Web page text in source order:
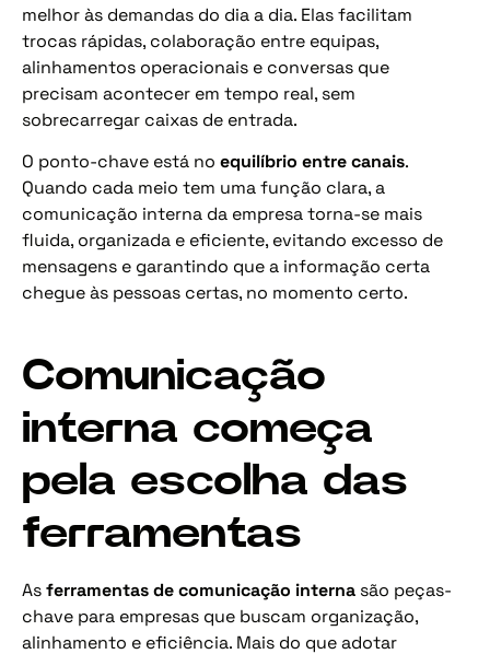
melhor às demandas do dia a dia. Elas facilitam
trocas rápidas, colaboração entre equipas,
alinhamentos operacionais e conversas que
precisam acontecer em tempo real, sem
sobrecarregar caixas de entrada.
O ponto-chave está no equilíbrio entre canais.
Quando cada meio tem uma função clara, a
comunicação interna da empresa torna-se mais
fluida, organizada e eficiente, evitando excesso de
mensagens e garantindo que a informação certa
chegue às pessoas certas, no momento certo.
Comunicação
interna começa
pela escolha das
ferramentas
Asferramentas de comunicação interna são peças-
chave para empresas que buscam organização,
alinhamento e eficiência. Mais do que adotar